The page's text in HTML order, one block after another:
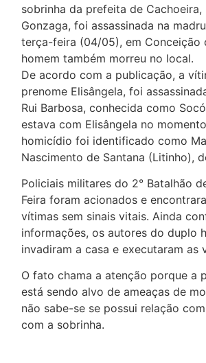
sobrinha da prefeita de Cachoeira,
Gonzaga, foi assassinada na
terça-feira (04/05), em Conceição
homem também morreu no local.
De acordo com a publicação, a
prenome Elisângela, foi
Rui Barbosa, conhecida como
estava com Elisângela no
homicídio foi identificado como
Nascimento de Santana (Litinho),
Policiais militares do 2° Batalhão
Feira foram acionados e
vítimas sem sinais vitais. Ainda
informações, os autores do duplo
invadiram a casa e executaram as
O fato chama a atenção porque a
está sendo alvo de ameaças de
não sabe-se se possui relação
com a sobrinha.